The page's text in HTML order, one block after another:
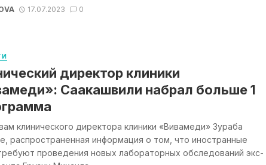
17.07.2023 0
директор клиники
Саакашвили набрал больше 1
клинического директора клиники «Вивамеди» Зураба
распространенная информация о том, что иностранные
проведения новых лабораторных обследований экс-